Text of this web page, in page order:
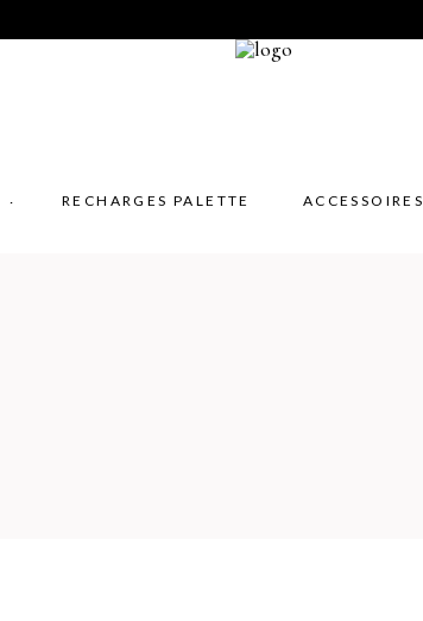
RECHARGES PALETTE ACCESSOIRES